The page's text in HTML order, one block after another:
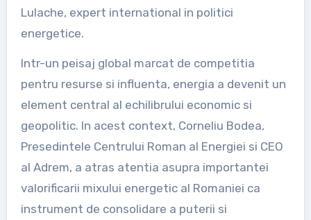
Lulache, expert international in politici
energetice.
Intr-un peisaj global marcat de competitia
pentru resurse si influenta, energia a devenit un
element central al echilibrului economic si
geopolitic. In acest context, Corneliu Bodea,
Presedintele Centrului Roman al Energiei si CEO
al Adrem, a atras atentia asupra importantei
valorificarii mixului energetic al Romaniei ca
instrument de consolidare a puterii si